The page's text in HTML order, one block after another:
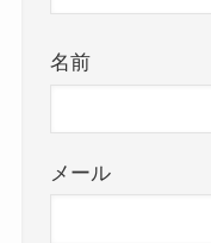
名前
メール